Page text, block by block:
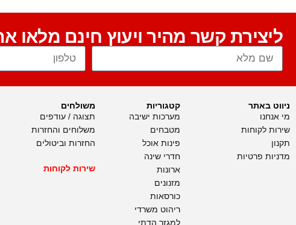
ליצירת קשר מהיר ויעוץ חינם מלאו
ניווט באתר
מי אנחנו
שירות לקוחות
תקנון
מדניות פרטיות
קטגוריות
מערכות ישיבה
מטבחים
פינות אוכל
חדרי שינה
ארונות
מזנונים
כורסאות
ריהוט משרדי
למגזר הדתי
משולחים
תצוגה / עודפים
משלוחים והחזרות
החזרות וביטולים
שירות לקוחות